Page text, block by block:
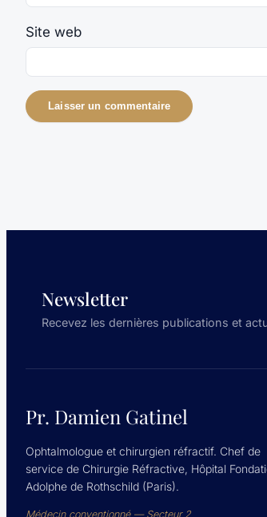
Site web
Newsletter
Recevez les dernières publications et
Pr. Damien Gatinel
Ophtalmologue et chirurgien réfractif. Chef de
service de Chirurgie Réfractive, Hôpital
Adolphe de Rothschild (Paris).
Médecin conventionné — Secteur 2